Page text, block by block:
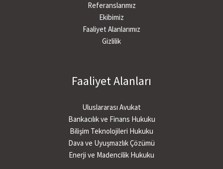
Referanslarımız
Ekibimiz
Faaliyet Alanlarımız
Gizlilik
Faaliyet Alanları
Uluslararası Avukat
Bankacılık ve Finans Hukuku
Bilişim Teknolojileri Hukuku
Dava ve Uyuşmazlık Çözümü
Enerji ve Madencilik Hukuku